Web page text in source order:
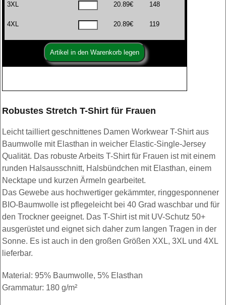
3XL 20.89€ 148
4XL 20.89€ 119
Robustes Stretch T-Shirt für Frauen
Leicht tailliert geschnittenes Damen Workwear T-Shirt aus
Baumwolle mit Elasthan in weicher Elastic-Single-Jersey
Qualität. Das robuste Arbeits T-Shirt für Frauen ist mit einem
runden Halsausschnitt, Halsbündchen mit Elasthan, einem
Necktape und kurzen Ärmeln gearbeitet.
Das Gewebe aus hochwertiger gekämmter, ringgesponnener
BIO-Baumwolle ist pflegeleicht bei 40 Grad waschbar und für
den Trockner geeignet. Das T-Shirt ist mit UV-Schutz 50+
ausgerüstet und eignet sich daher zum langen Tragen in der
Sonne. Es ist auch in den großen Größen XXL, 3XL und 4XL
lieferbar.
Material: 95% Baumwolle, 5% Elasthan
Grammatur: 180 g/m²